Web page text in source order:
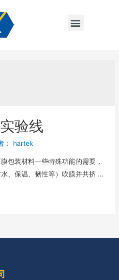
验线
： hartek
包装材料一些特殊功能的需要，
、保温、韧性等）吹膜并共挤 …